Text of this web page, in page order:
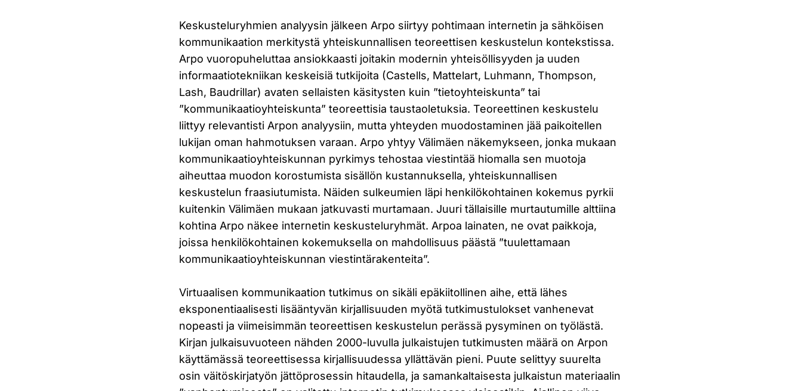
Keskusteluryhmien analyysin jälkeen Arpo siirtyy pohtimaan internetin ja sähköisen
kommunikaation merkitystä yhteiskunnallisen teoreettisen keskustelun kontekstissa.
Arpo vuoropuheluttaa ansiokkaasti joitakin modernin yhteisöllisyyden ja uuden
informaatiotekniikan keskeisiä tutkijoita (Castells, Mattelart, Luhmann, Thompson,
Lash, Baudrillar) avaten sellaisten käsitysten kuin ”tietoyhteiskunta” tai
”kommunikaatioyhteiskunta” teoreettisia taustaoletuksia. Teoreettinen keskustelu
liittyy relevantisti Arpon analyysiin, mutta yhteyden muodostaminen jää paikoitellen
lukijan oman hahmotuksen varaan. Arpo yhtyy Välimäen näkemykseen, jonka mukaan
kommunikaatioyhteiskunnan pyrkimys tehostaa viestintää hiomalla sen muotoja
aiheuttaa muodon korostumista sisällön kustannuksella, yhteiskunnallisen
keskustelun fraasiutumista. Näiden sulkeumien läpi henkilökohtainen kokemus pyrkii
kuitenkin Välimäen mukaan jatkuvasti murtamaan. Juuri tällaisille murtautumille alttiina
kohtina Arpo näkee internetin keskusteluryhmät. Arpoa lainaten, ne ovat paikkoja,
joissa henkilökohtainen kokemuksella on mahdollisuus päästä ”tuulettamaan
kommunikaatioyhteiskunnan viestintärakenteita”.
Virtuaalisen kommunikaation tutkimus on sikäli epäkiitollinen aihe, että lähes
eksponentiaalisesti lisääntyvän kirjallisuuden myötä tutkimustulokset vanhenevat
nopeasti ja viimeisimmän teoreettisen keskustelun perässä pysyminen on työlästä.
Kirjan julkaisuvuoteen nähden 2000-luvulla julkaistujen tutkimusten määrä on Arpon
käyttämässä teoreettisessa kirjallisuudessa yllättävän pieni. Puute selittyy suurelta
osin väitöskirjatyön jättöprosessin hitaudella, ja samankaltaisesta julkaistun materiaalin